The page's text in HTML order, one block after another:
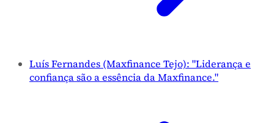
Luís Fernandes (Maxfinance Tejo): "Liderança e
confiança são a essência da Maxfinance."